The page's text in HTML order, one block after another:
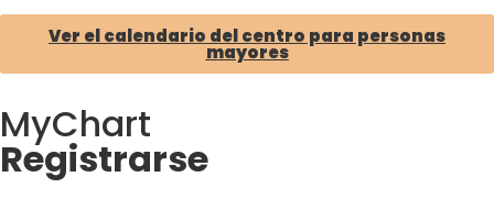
Ver el calendario del centro para personas
mayores
MyChart
Registrarse